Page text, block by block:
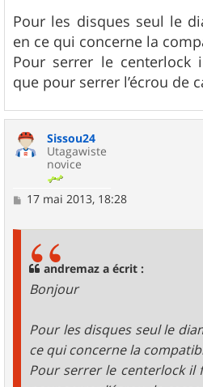
g
e
Pour les disques seul le
en ce qui concerne la
Pour serrer le
que pour serrer l’écrou de
Sissou24
Utagawiste
novice
M17 mai 2013, 18:28
andremaz a écrit :
Bonjour
Pour les disques seul le
ce qui concerne la
Pour serrer le centerlock il